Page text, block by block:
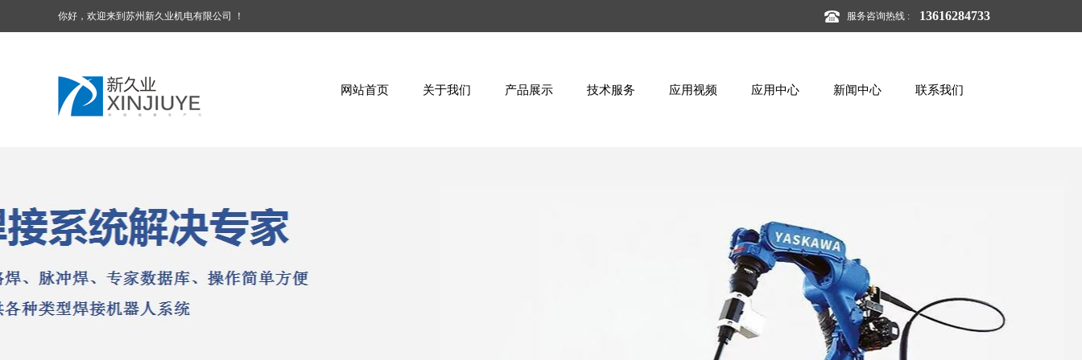
服务咨询热线 : 13616284733
你好，欢迎来到苏州新久业机电有限公司 ！
网站首页 关于我们 产品展示 技术服务 应用视频 应用中心 新闻中心 联系我们